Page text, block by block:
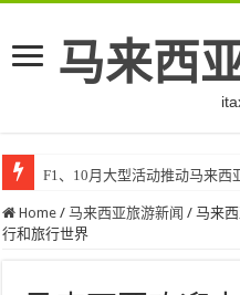
马来西
F1、10月大型活动推动马来西
Home / 马来西亚旅游新闻 / 马来
行和旅行世界